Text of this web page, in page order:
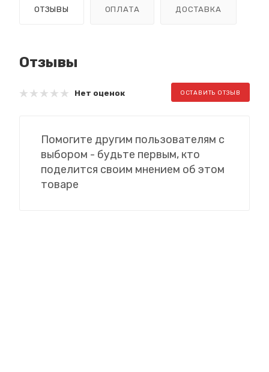
ОТЗЫВЫ ОПЛАТА ДОСТАВКА
Отзывы
Нет оценок ОСТАВИТЬ ОТЗЫВ
Помогите другим пользователям с
выбором - будьте первым, кто
поделится своим мнением об этом
товаре